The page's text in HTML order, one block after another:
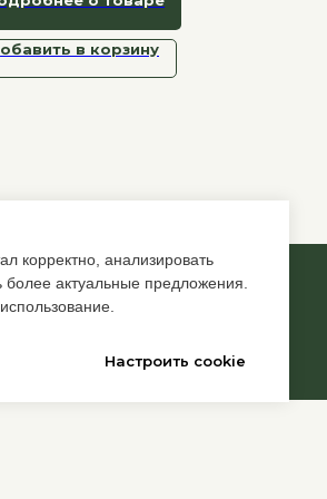
в корзину
Back to top
корректно, анализировать
актуальные предложения.
Настроить cookie